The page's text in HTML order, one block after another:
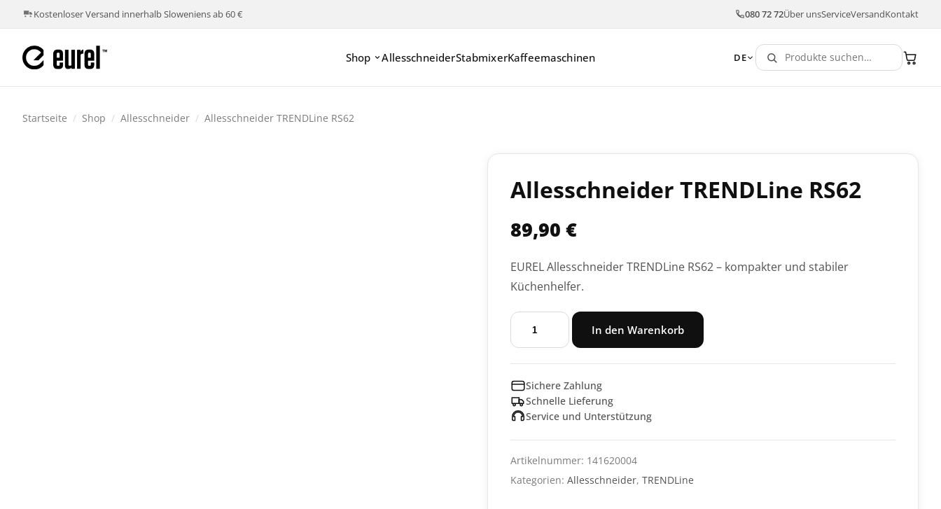
Kostenloser Versand innerhalb Sloweniens ab 60 € 080 72 72Über unsServiceVersandKontakt
Shop AllesschneiderStabmixerKaffeemaschinen DE
Startseite / Shop / Allesschneider / Allesschneider TRENDLine RS62
Allesschneider TRENDLine RS62
89,90 €
EUREL Allesschneider TRENDLine RS62 – kompakter und stabiler
Küchenhelfer.
Allesschneider
TRENDLine
In den Warenkorb
Sichere Zahlung
Schnelle Lieferung
Service und Unterstützung
Artikelnummer: 141620004
Kategorien: Allesschneider, TRENDLine